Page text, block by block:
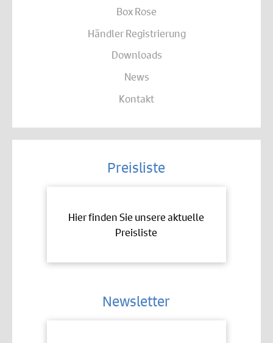
Box Rose
Händler Registrierung
Downloads
News
Kontakt
Preisliste
Hier finden Sie unsere aktuelle
Preisliste
Newsletter